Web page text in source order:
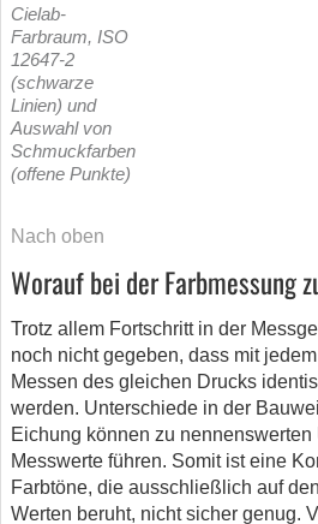
Cielab-
Farbraum, ISO
12647-2
(schwarze
Linien) und
Auswahl von
Schmuckfarben
(offene Punkte)
Nach oben
Worauf bei der Farbmessung
Trotz allem Fortschritt in der
noch nicht gegeben, dass mit
Messen des gleichen Drucks
werden. Unterschiede in der
Eichung können zu
Messwerte führen. Somit ist eine
Farbtöne, die ausschließlich auf
Werten beruht, nicht sicher genug.